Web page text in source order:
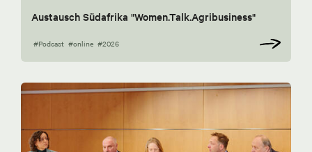
Austausch Südafrika "Women.Talk.Agribusiness"
#Podcast #online #2026